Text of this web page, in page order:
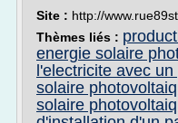
Site : http://
Thèmes liés :
energie solaire
l'electricite avec
solaire
solaire